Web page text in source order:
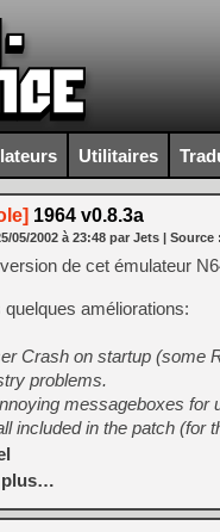
Utilitaires
1964 v0.8.3a
05/2002 à 23:48 par Jets | Source :
de cet émulateur
améliorations:
Crash on startup (some
problems.
messageboxes for
included in the patch (for
plus…